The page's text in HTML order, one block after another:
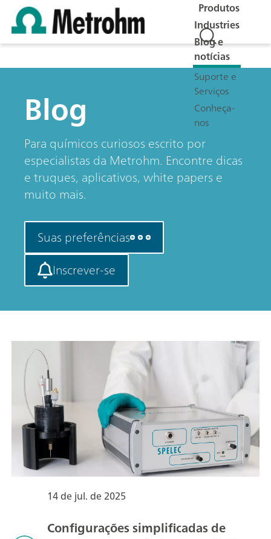
Produtos
Industries
Blog e
notícias
Suporte e
Serviços
Conheça-
nos
Blog
Para químicos curiosos escrito por
especialistas da Metrohm. Encontre dicas
e truques, aplicativos, white papers e
muito mais.
Suas preferências
Inscrever-se
14 de jul. de 2025
Configurações simplificadas de